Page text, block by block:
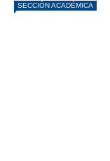
SECCIÓN ACADÉMICA